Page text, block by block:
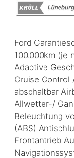
Ford
100.000km (je
Adaptive
Cruise Control
abschaltbar
Allwetter-/
Beleuchtung
(ABS)
Frontantrieb